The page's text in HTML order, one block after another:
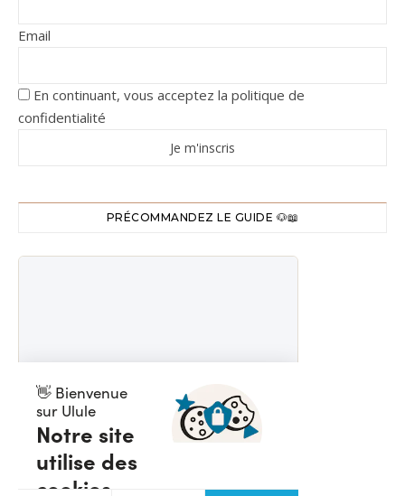
Email
En continuant, vous acceptez la politique de
confidentialité
PRÉCOMMANDEZ LE GUIDE 🐶📖